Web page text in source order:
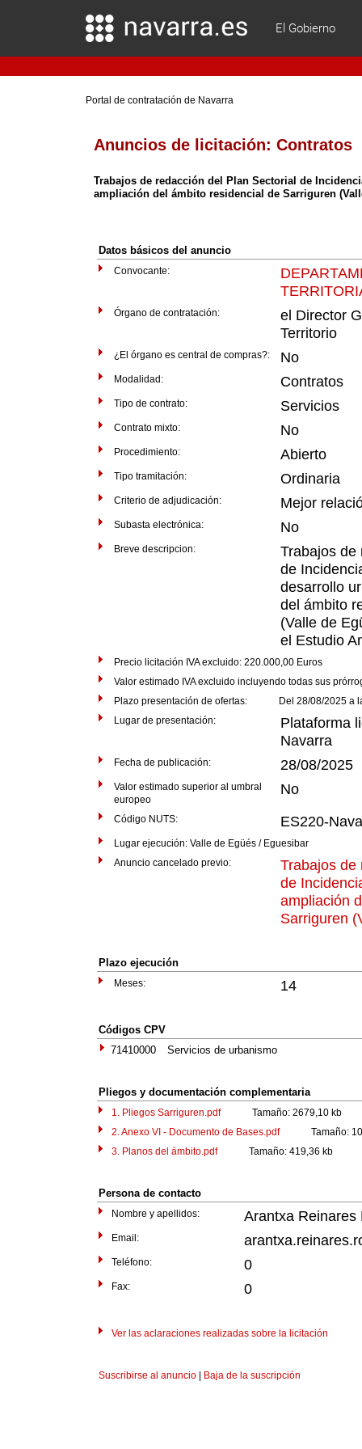
El Gobierno
Portal de contratación de Navarra
Anuncios de licitación:Contratos
Trabajos de redacción del Plan Sectorial de
ampliación del ámbito residencial de Sarriguren
Datos básicos del anuncio
Convocante:
Órgano de contratación:
el Director
Territorio
¿El órgano es central de compras?: No
Modalidad: Contratos
Tipo de contrato: Servicios
Contrato mixto: No
Procedimiento: Abierto
Tipo tramitación: Ordinaria
Criterio de adjudicación: Mejor
Subasta electrónica: No
Breve descripcion:
Trabajos de
de
desarrollo
del ámbito
(Valle de
el Estudio
Precio licitación IVA excluido: 220.000,00 Euros
Valor estimado IVA excluido incluyendo todas sus
Plazo presentación de ofertas: Del 28/08/2025 a
Lugar de presentación:
Plataforma
Navarra
Fecha de publicación: 28/08/2025
Valor estimado superior al umbral
europeo
No
Código NUTS: ES220-
Lugar ejecución: Valle de Egüés / Eguesibar
Anuncio cancelado previo:
Trabajos de
de
ampliación
Sarriguren
Plazo ejecución
Meses: 14
Códigos CPV
71410000
Servicios de urbanismo
Pliegos y documentación complementaria
1. Pliegos Sarriguren.pdfTamaño: 2679,10 kb
2. Anexo VI - Documento de Bases.pdfTamaño:
3. Planos del ámbito.pdfTamaño: 419,36 kb
Persona de contacto
Nombre y apellidos: Arantxa Reinares
Email:
Teléfono: 0
Fax: 0
Ver las aclaraciones realizadas sobre la licitación
Suscribirse al anuncio Baja de la suscripción